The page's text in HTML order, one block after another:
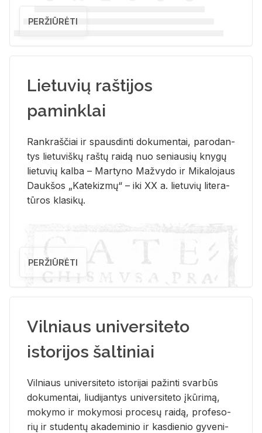
PERŽIŪRĖTI
Lietuvių raštijos
paminklai
Rank­raš­čiai ir spaus­din­ti do­ku­men­tai, pa­ro­dan­
tys lie­tu­viš­kų raš­tų rai­dą nuo se­niau­sių kny­gų
lie­tu­vių kal­ba – Mar­ty­no Ma­žvy­do ir Mi­ka­lo­jaus
Dauk­šos „Ka­te­kiz­mų“ – iki XX a. lie­tu­vių li­te­ra­
tū­ros kla­si­kų.
PERŽIŪRĖTI
Vilniaus universiteto
istorijos šaltiniai
Vil­niaus uni­ver­si­te­to is­to­ri­jai pa­žin­ti svar­būs
do­ku­men­tai, liu­di­jan­tys uni­ver­si­te­to įkū­ri­mą,
mo­ky­mo ir mo­ky­mo­si pro­ce­sų rai­dą, pro­fe­so­
rių ir stu­den­tų aka­de­mi­nio ir kas­die­nio gy­ve­ni­